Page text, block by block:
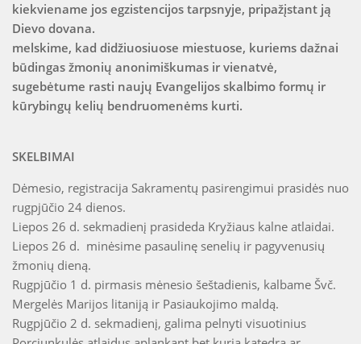
kiekviename jos egzistencijos tarpsnyje, pripažįstant ją
Dievo dovana.
melskime, kad didžiuosiuose miestuose, kuriems dažnai
būdingas žmonių anonimiškumas ir vienatvė,
sugebėtume rasti naujų Evangelijos skalbimo formų ir
kūrybingų kelių bendruomenėms kurti.
SKELBIMAI
Dėmesio, registracija Sakramentų pasirengimui prasidės nuo
rugpjūčio 24 dienos.
Liepos 26 d. sekmadienį prasideda Kryžiaus kalne atlaidai.
Liepos 26 d. minėsime pasaulinę senelių ir pagyvenusių
žmonių dieną.
Rugpjūčio 1 d. pirmasis mėnesio šeštadienis, kalbame Švč.
Mergelės Marijos litaniją ir Pasiaukojimo maldą.
Rugpjūčio 2 d. sekmadienį, galima pelnyti visuotinius